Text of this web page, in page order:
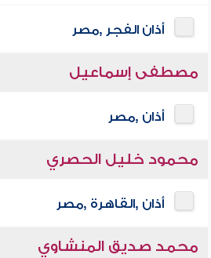
أذان الفجر ,مصر
مصطفى إسماعيل
أذان ,مصر
محمود خليل الحصري
أذان ,القاهرة ,مصر
محمد صديق المنشاوي